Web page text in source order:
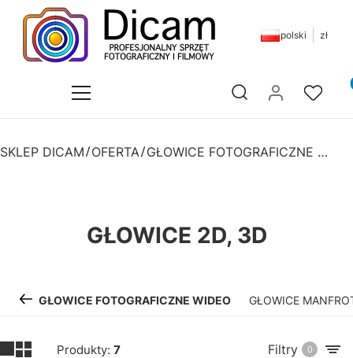
polski zł
Otwórz wyszukiwarkę
SKLEP DICAM OFERTA GŁOWICE FOTOGRAFICZNE WIDEO
GŁOWICE 2D, 3D
GŁOWICE FOTOGRAFICZNE WIDEO GŁOWICE
Produkty: 7 Filtry 0